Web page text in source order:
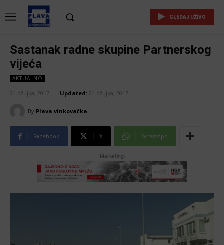
GLEDAJ UŽIVO
Sastanak radne skupine Partnerskog
vijeća
AKTUALNO
24 ožujka, 2017 Updated: 24 ožujka, 2017
By Plava vinkovačka
Facebook X WhatsApp
-Marketing-